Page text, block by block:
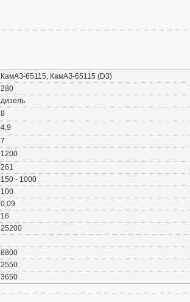
КамАЗ-65115, КамАЗ-65115 (D3)
280
дизель
8
4,9
7
1200
261
150 - 1000
100
0,09
16
25200
8800
2550
3650